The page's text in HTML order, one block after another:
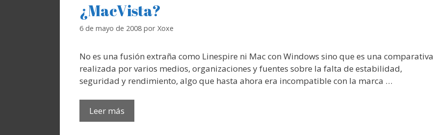
¿MacVista?
6 de mayo de 2008 por Xoxe
No es una fusión extraña como Linespire ni Mac con Windows sino que es una comparativa
realizada por varios medios, organizaciones y fuentes sobre la falta de estabilidad,
seguridad y rendimiento, algo que hasta ahora era incompatible con la marca …
Leer más